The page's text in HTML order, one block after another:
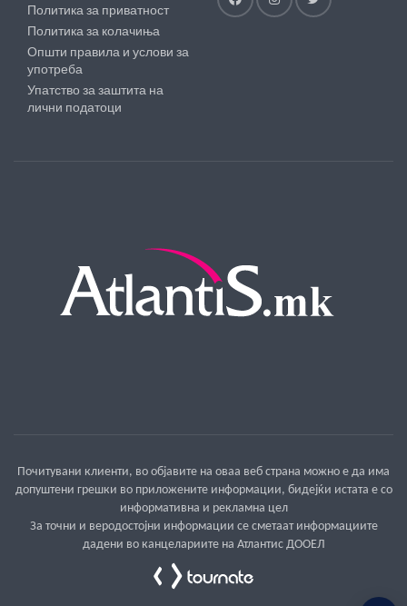
Политика за приватност
Политика за колачиња
Општи правила и услови за
употреба
Упатство за заштита на
лични податоци
Почитувани клиенти, во објавите на оваа веб страна можно е да има
допуштени грешки во приложените информации, бидејќи истата е со
информативна и рекламна цел
За точни и веродостојни информации се сметаат информациите
дадени во канцелариите на Атлантис ДООЕЛ